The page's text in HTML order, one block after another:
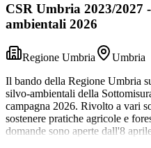
CSR Umbria 2023/2027
ambientali 2026
Regione Umbria
Umbria
Il bando della Regione Umbria
silvo-ambientali della
campagna 2026. Rivolto a vari
sostenere pratiche agricole e
domande sono aperte dall'8